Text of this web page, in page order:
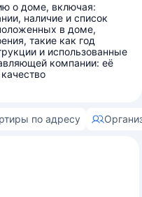
о доме, включая:
наличие и список
в доме,
такие как год
и использованные
компании: её
по адресу